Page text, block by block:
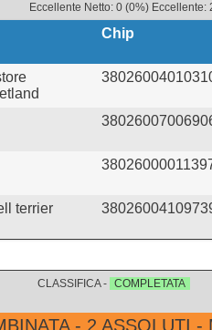
Eccellente Netto: 0 (0%)
Chip
terrier
CLASSIFICA - COMPLETATA
- 2 ASSOLUTI -